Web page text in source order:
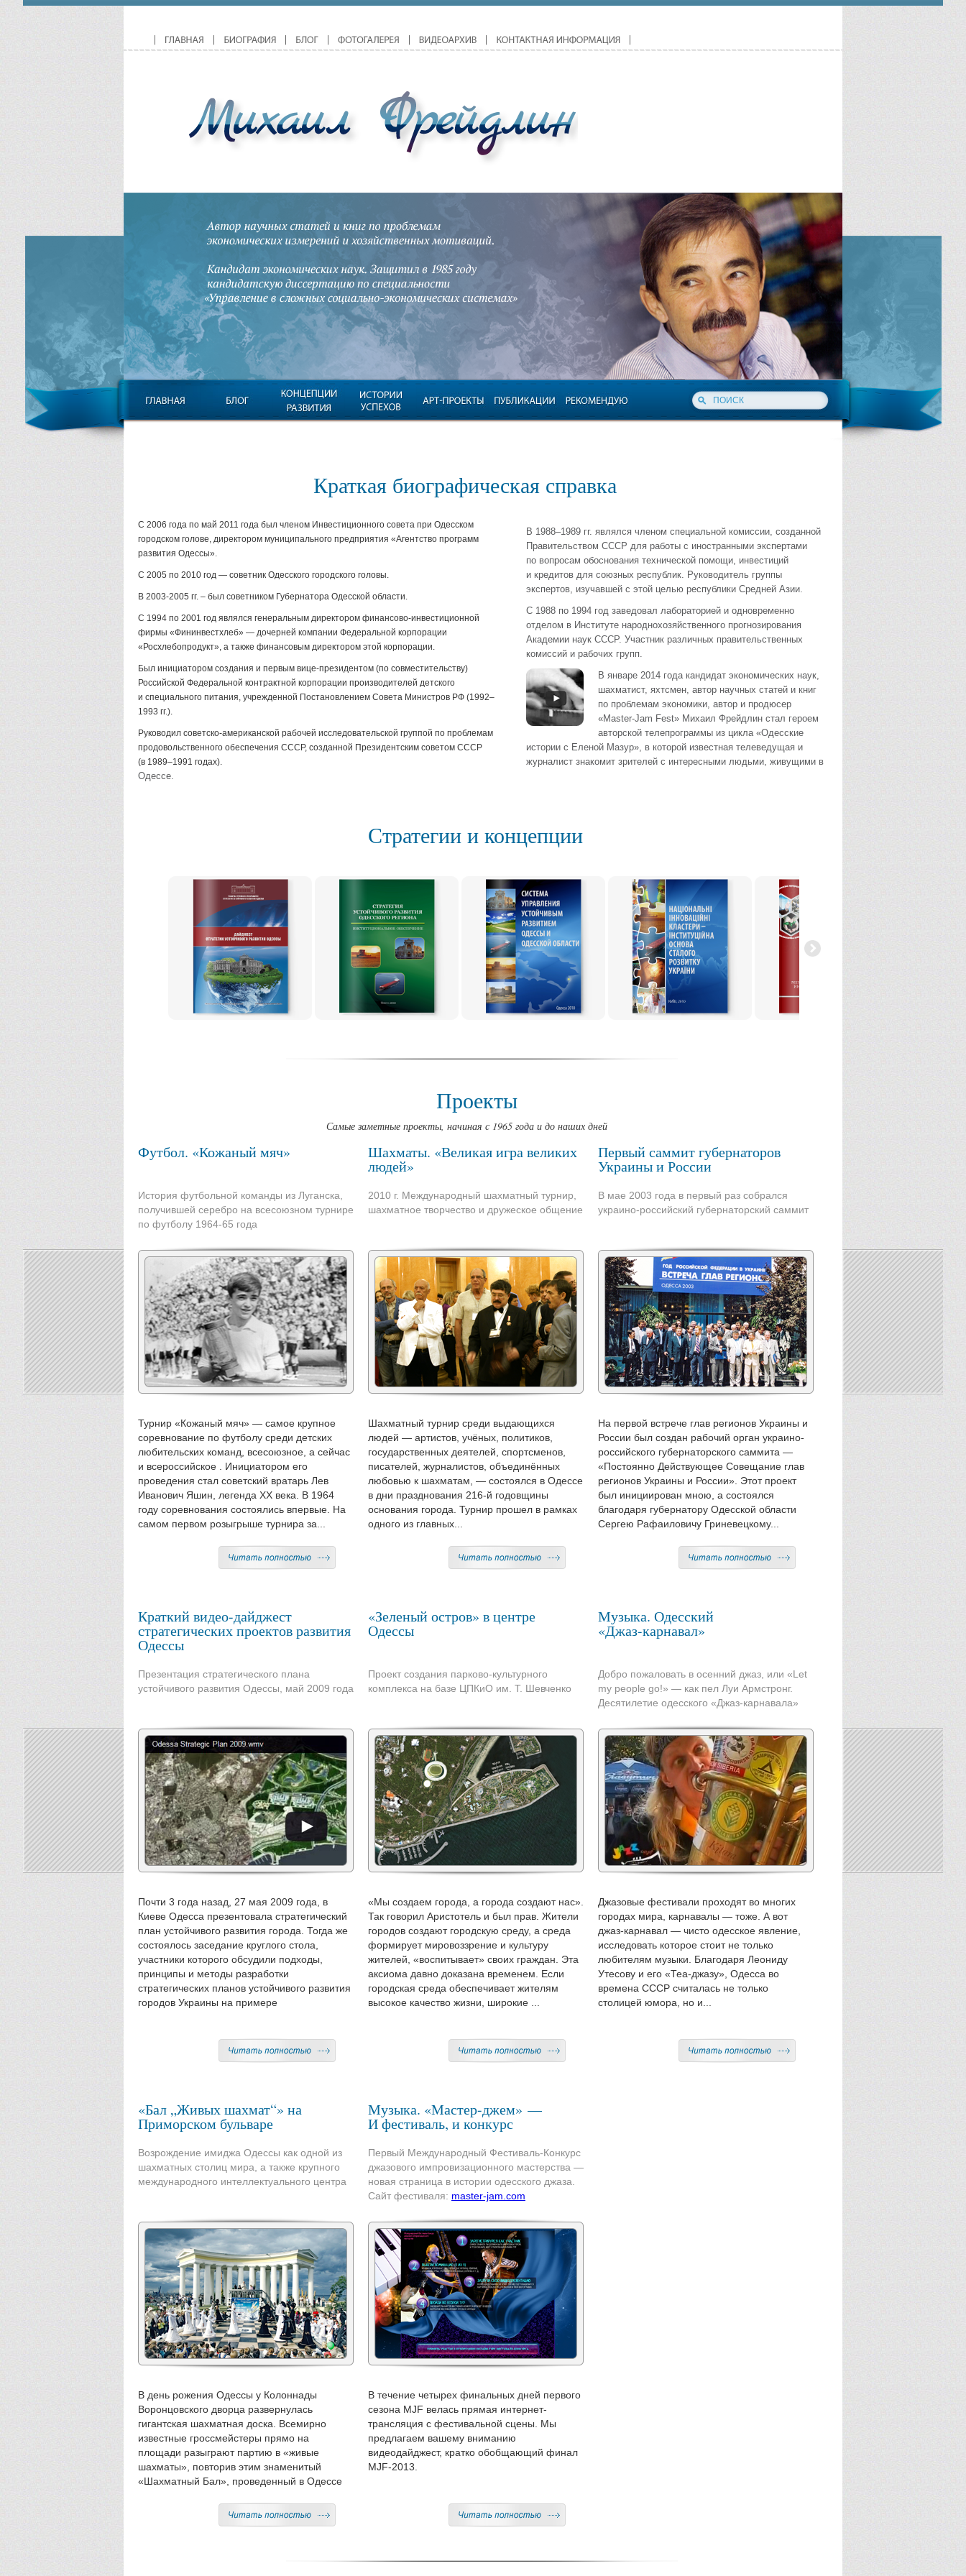
Краткая биографическая справка
С 2006 года по май 2011 года был членом Инвестиционного совета при Одесском
городском голове, директором муниципального предприятия «Агентство программ
развития Одессы».
С 2005 по 2010 год — советник Одесского городского головы.
В 2003-2005 гг. – был советником Губернатора Одесской области.
С 1994 по 2001 год являлся генеральным директором финансово-инвестиционной
фирмы «Фининвестхлеб» — дочерней компании Федеральной корпорации
«Росхлебопродукт», а также финансовым директором этой корпорации.
Был инициатором создания и первым вице-президентом (по совместительству)
Российской Федеральной контрактной корпорации производителей детского
и специального питания, учрежденной Постановлением Совета Министров РФ (1992–
1993 гг.).
Руководил советско-американской рабочей исследовательской группой по проблемам
продовольственного обеспечения СССР, созданной Президентским советом СССР
(в 1989–1991 годах).
В 1988–1989 гг. являлся членом специальной комиссии, созданной
Правительством СССР для работы с иностранными экспертами
по вопросам обоснования технической помощи, инвестиций
и кредитов для союзных республик. Руководитель группы
экспертов, изучавшей с этой целью республики Средней Азии.
С 1988 по 1994 год заведовал лабораторией и одновременно
отделом в Институте народнохозяйственного прогнозирования
Академии наук СССР. Участник различных правительственных
комиссий и рабочих групп.
В январе 2014 года кандидат экономических наук,
шахматист, яхтсмен, автор научных статей и книг
по проблемам экономики, автор и продюсер
«Master-Jam Fest» Михаил Фрейдлин стал героем
авторской телепрограммы из цикла «Одесские
истории с Еленой Мазур», в которой известная телеведущая и
журналист знакомит зрителей с интересными людьми, живущими в
Одессе.
Стратегии и концепции
Проекты
Самые заметные проекты, начиная с 1965 года и до наших дней
Футбол. «Кожаный мяч»
История футбольной команды из Луганска,
получившей серебро на всесоюзном турнире
по футболу 1964-65 года
Турнир «Кожаный мяч» — самое крупное
соревнование по футболу среди детских
любительских команд, всесоюзное, а сейчас
и всероссийское . Инициатором его
проведения стал советский вратарь Лев
Иванович Яшин, легенда ХХ века. В 1964
году соревнования состоялись впервые. На
самом первом розыгрыше турнира за...
Шахматы. «Великая игра великих
людей»
2010 г. Международный шахматный турнир,
шахматное творчество и дружеское общение
Шахматный турнир среди выдающихся
людей — артистов, учёных, политиков,
государственных деятелей, спортсменов,
писателей, журналистов, объединённых
любовью к шахматам, — состоялся в Одессе
в дни празднования 216-й годовщины
основания города. Турнир прошел в рамках
одного из главных...
Первый саммит губернаторов
Украины и России
В мае 2003 года в первый раз собрался
украино-российский губернаторский саммит
На первой встрече глав регионов Украины и
России был создан рабочий орган украино-
российского губернаторского саммита —
«Постоянно Действующее Совещание глав
регионов Украины и России». Этот проект
был инициирован мною, а состоялся
благодаря губернатору Одесской области
Сергею Рафаиловичу Гриневецкому...
Краткий видео-дайджест
стратегических проектов развития
Одессы
Презентация стратегического плана
устойчивого развития Одессы, май 2009 года
Почти 3 года назад, 27 мая 2009 года, в
Киеве Одесса презентовала стратегический
план устойчивого развития города. Тогда же
состоялось заседание круглого стола,
участники которого обсудили подходы,
принципы и методы разработки
стратегических планов устойчивого развития
городов Украины на примере
«Зеленый остров» в центре
Одессы
Проект создания парково-культурного
комплекса на базе ЦПКиО им. Т. Шевченко
«Мы создаем города, а города создают нас».
Так говорил Аристотель и был прав. Жители
городов создают городскую среду, а среда
формирует мировоззрение и культуру
жителей, «воспитывает» своих граждан. Эта
аксиома давно доказана временем. Если
городская среда обеспечивает жителям
высокое качество жизни, широкие ...
Музыка. Одесский
«Джаз-карнавал»
Добро пожаловать в осенний джаз, или «Let
my people go!» — как пел Луи Армстронг.
Десятилетие одесского «Джаз-карнавала»
Джазовые фестивали проходят во многих
городах мира, карнавалы — тоже. А вот
джаз-карнавал — чисто одесское явление,
исследовать которое стоит не только
любителям музыки. Благодаря Леониду
Утесову и его «Теа-джазу», Одесса во
времена СССР считалась не только
столицей юмора, но и...
«Бал „Живых шахмат“» на
Приморском бульваре
Возрождение имиджа Одессы как одной из
шахматных столиц мира, а также крупного
международного интеллектуального центра
В день рожения Одессы у Колоннады
Воронцовского дворца развернулась
гигантская шахматная доска. Всемирно
известные гроссмейстеры прямо на
площади разыграют партию в «живые
шахматы», повторив этим знаменитый
«Шахматный Бал», проведенный в Одессе
Музыка. «Мастер-джем» —
И фестиваль, и конкурс
Первый Международный Фестиваль-Конкурс
джазового импровизационного мастерства —
новая страница в истории одесского джаза.
Сайт фестиваля: master-jam.com
В течение четырех финальных дней первого
сезона MJF велась прямая интернет-
трансляция с фестивальной сцены. Мы
предлагаем вашему вниманию
видеодайджест, кратко обобщающий финал
MJF-2013.